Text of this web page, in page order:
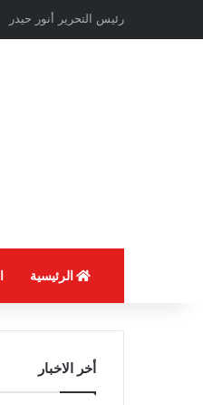
رئيس التحرير أنور حيدر
الرئيسية
أخر الاخبار